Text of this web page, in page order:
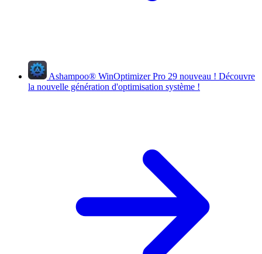
Ashampoo® WinOptimizer Pro 29 nouveau ! Découvre
la nouvelle génération d'optimisation système !